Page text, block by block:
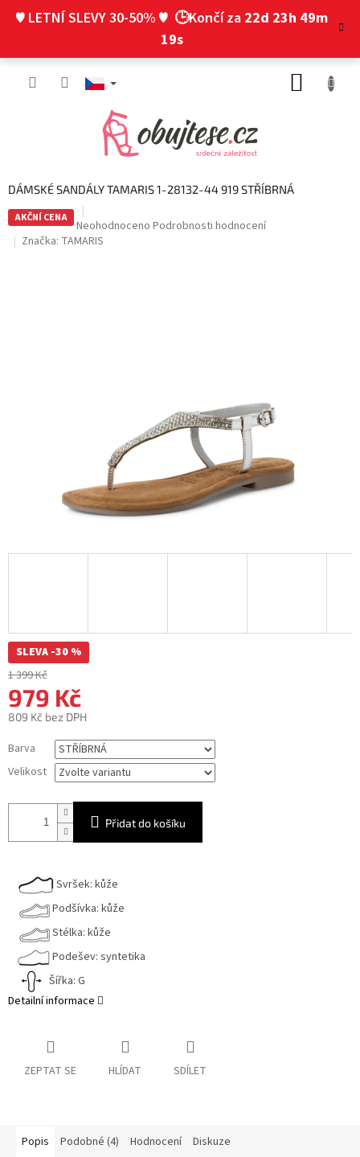
♥ LETNÍ SLEVY 30-50% ♥ 🕒Končí za 22d 23h 49m
18s
DÁMSKÉ SANDÁLY TAMARIS 1-28132-44 919 STŘÍBRNÁ
AKČNÍ CENA
Průměrné
hodnocení
Neohodnoceno Podrobnosti hodnocení
Značka: TAMARIS
SLEVA -30 %
1 399 Kč
979 Kč
809 Kč bez DPH
cena:
Barva
Velikost
Přidat do košíku
Svršek: kůže
Podšívka: kůže
Stélka: kůže
Podešev: syntetika
Šířka: G
Detailní informace
ZEPTAT SE HLÍDAT SDÍLET
Popis Podobné (4) Hodnocení Diskuze